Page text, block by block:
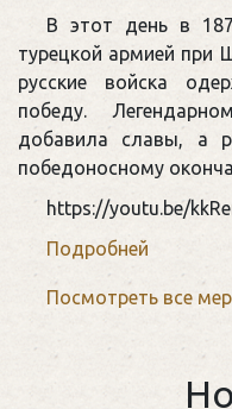
военной
России
В этот день в
турецкой армией при
русские войска
победу.
добавила славы, а
победоносному
https://youtu.be/
Подробней
Посмотреть все